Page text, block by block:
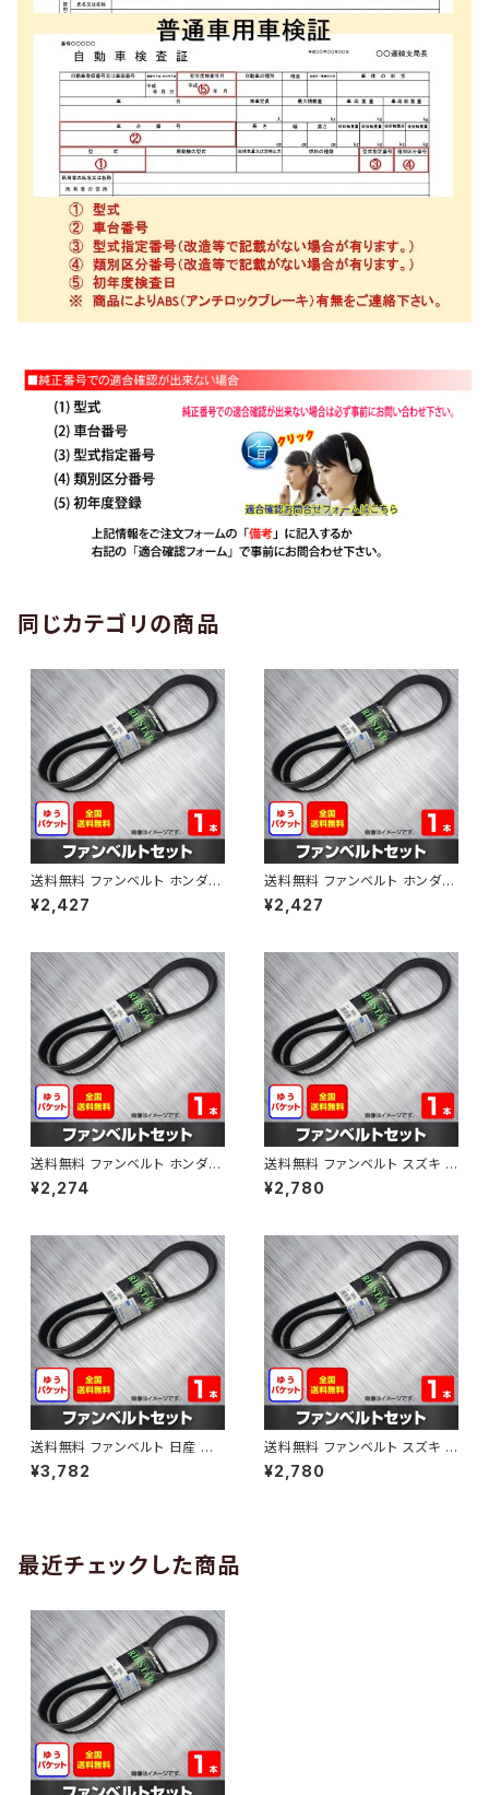
同じカテゴリの商品
送料無料 ファンベルト ホンダ
ゼスト 型式JE1 H18.03～H24.
11 （国内トップメーカー） 1本 H
¥2,427
送料無料 ファンベルト ホンダ ラ
イフ 型式JB6 H15.09～H20.1
1 （国内トップメーカー） 1本 HA
¥2,427
送料無料 ファンベルト ホンダ フ
ィット 型式GE6 H19.10～H25.
09 （国内トップメーカー） 1本 H
¥2,274
送料無料 ファンベルト スズキ ス
ペーシア 型式MK32S H25.03
～H30.02 （国内トップメーカ
¥2,780
送料無料 ファンベルト 日産 キ
ューブ 型式Z12 H20.11～H24.
10 （国内トップメーカー） 1本 H
¥3,782
送料無料 ファンベルト スズキ ワ
ゴンR 型式MH34S H24.09～
H29.02 （国内トップメーカー）
¥2,780
最近チェックした商品